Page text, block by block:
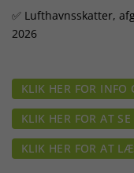
✅ Lufthavnsskatter,
2026
KLIK HER FOR INFO
KLIK HER FOR AT
KLIK HER FOR AT